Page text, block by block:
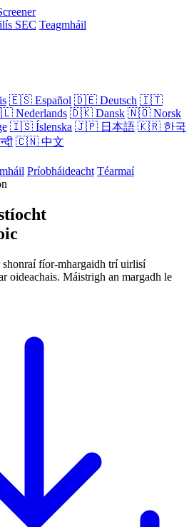
SEC Teagmháil
🇪🇸 Español 🇩🇪 Deutsch 🇮🇹
Nederlands 🇩🇰 Dansk 🇳🇴 Norsk
🇮🇸 Íslenska 🇯🇵 日本語 🇰🇷 한국
🇨🇳 中文
Príobháideacht Téarmaí
fíor-mhargaidh trí uirlisí
oideachais. Máistrigh an margadh le